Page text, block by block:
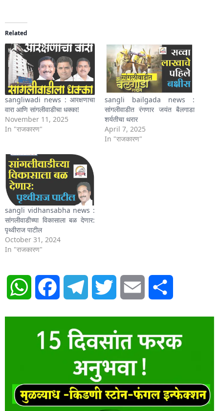
Related
sangliwadi news : आरक्षणाचा
वारा आणि सांगलीवाडीचा धक्का!
November 11, 2025
In "राजकारण"
sangli bailgada news :
सांगलीवाडीत रंगणार जयंत बैलगाडा
शर्यतीचा थरार
April 7, 2025
In "राजकारण"
sangli vidhansabha news :
सांगलीवाडीच्या विकासाला बळ देणार:
पृथ्वीराज पाटील
October 31, 2024
In "राजकारण"
WhatsAppFacebook Telegram Twitter Email